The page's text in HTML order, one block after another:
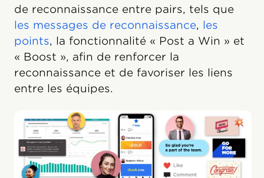
de reconnaissance entre pairs, tels que
les messages de reconnaissance, les
points, la fonctionnalité « Post a Win » et
« Boost », afin de renforcer la
reconnaissance et de favoriser les liens
entre les équipes.